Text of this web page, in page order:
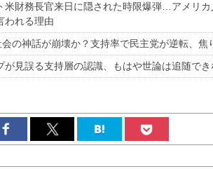
米財務長官来日に隠された時限爆弾…アメリカ
われる理由
会の神話が崩壊か？支持率で民主党が逆転、
が見誤る支持層の認識、もはや世論は追随で